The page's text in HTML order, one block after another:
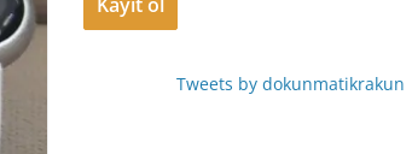
Tweets by dokunmatikrakun